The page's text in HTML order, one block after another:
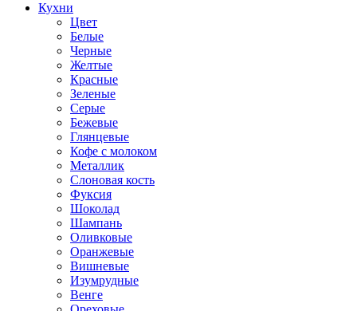
Кухни
Цвет
Белые
Черные
Желтые
Красные
Зеленые
Серые
Бежевые
Глянцевые
Кофе с молоком
Металлик
Слоновая кость
Фуксия
Шоколад
Шампань
Оливковые
Оранжевые
Вишневые
Изумрудные
Венге